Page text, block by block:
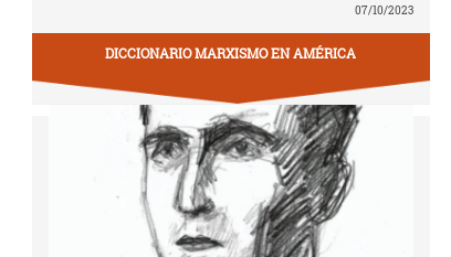
07/10/2023
DICCIONARIO MARXISMO EN AMÉRICA